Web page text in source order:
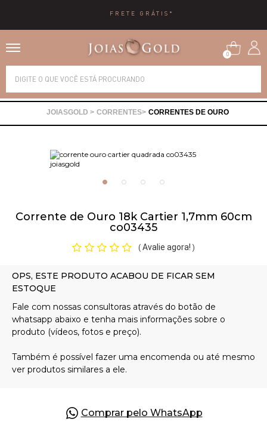
0
CORRENTES CORRENTES DE OURO
Corrente de Ouro 18k Cartier 1,7mm 60cm
co03435
( Avalie agora! )
Comprar pelo WhatsApp
Alianças
Brincos
Piercing
Pedras Preciosas
Presente